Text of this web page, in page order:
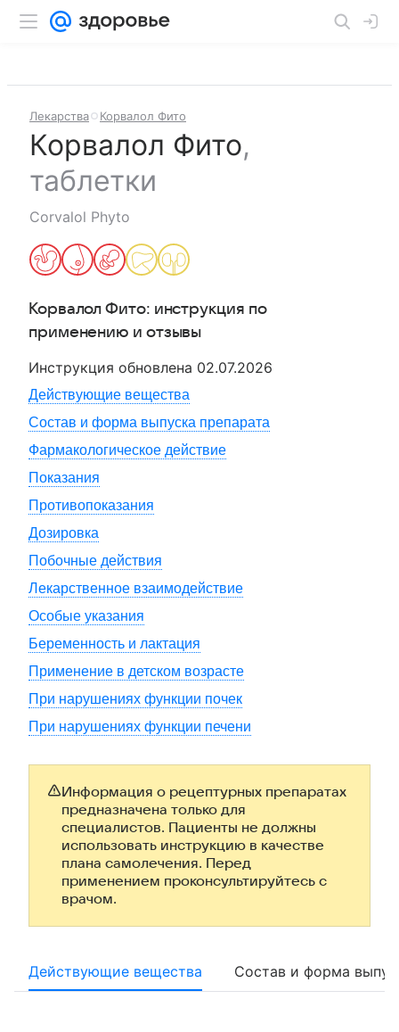
Лекарства Корвалол Фито
Корвалол Фито,
таблетки
Corvalol Phyto
Корвалол Фито: инструкция по
применению и отзывы
Инструкция обновлена 02.07.2026
Действующие вещества
Состав и форма выпуска препарата
Фармакологическое действие
Показания
Противопоказания
Дозировка
Побочные действия
Лекарственное взаимодействие
Особые указания
Беременность и лактация
Применение в детском возрасте
При нарушениях функции почек
При нарушениях функции печени
Информация о рецептурных препаратах
предназначена только для
специалистов. Пациенты не должны
использовать инструкцию в качестве
плана самолечения. Перед
применением проконсультируйтесь с
врачом.
Действующие вещества Состав и форма